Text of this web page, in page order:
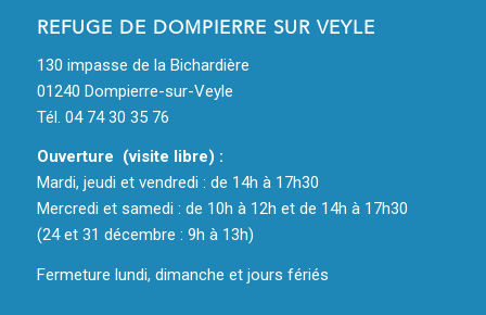
REFUGE DE DOMPIERRE SUR VEYLE
130 impasse de la Bichardière
01240 Dompierre-sur-Veyle
Tél. 04 74 30 35 76
Ouverture (visite libre) :
Mardi, jeudi et vendredi : de 14h à 17h30
Mercredi et samedi : de 10h à 12h et de 14h à 17h30
(24 et 31 décembre : 9h à 13h)
Fermeture lundi, dimanche et jours fériés